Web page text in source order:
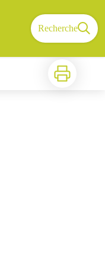
Recherche
Imprimer